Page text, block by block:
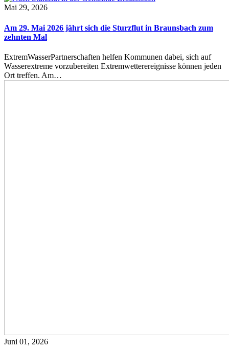
Mai 29, 2026
Am 29. Mai 2026 jährt sich die Sturzflut in Braunsbach zum
zehnten Mal
ExtremWasserPartnerschaften helfen Kommunen dabei, sich auf
Wasserextreme vorzubereiten Extremwetterereignisse können jeden
Ort treffen. Am…
Juni 01, 2026